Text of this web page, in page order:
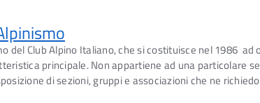
del Club Alpino Italiano, che si costituisce nel 1986
principale. Non appartiene ad una particolare
di sezioni, gruppi e associazioni che ne